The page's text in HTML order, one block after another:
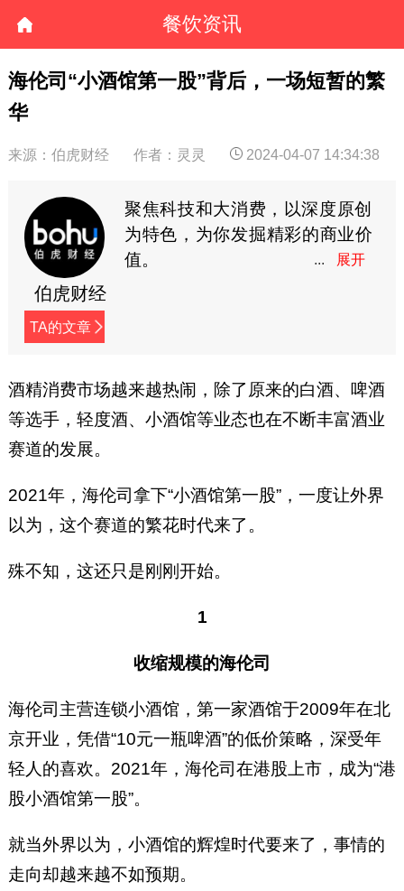
餐饮资讯
海伦司“小酒馆第一股”背后，一场短暂的繁
华
来源：伯虎财经 作者：灵灵 2024-04-07 14:34:38
伯虎财经
TA的文章
聚焦科技和大消费，以深度原创
为特色，为你发掘精彩的商业价
值。
酒精消费市场越来越热闹，除了原来的白酒、啤酒
等选手，轻度酒、小酒馆等业态也在不断丰富酒业
赛道的发展。
2021年，海伦司拿下“小酒馆第一股”，一度让外界
以为，这个赛道的繁花时代来了。
殊不知，这还只是刚刚开始。
1
收缩规模的海伦司
海伦司主营连锁小酒馆，第一家酒馆于2009年在北
京开业，凭借“10元一瓶啤酒”的低价策略，深受年
轻人的喜欢。2021年，海伦司在港股上市，成为“港
股小酒馆第一股”。
就当外界以为，小酒馆的辉煌时代要来了，事情的
走向却越来越不如预期。